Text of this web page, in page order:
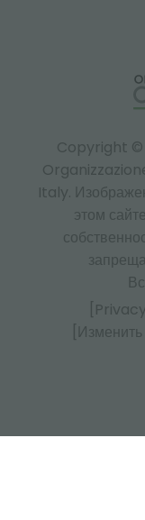
Copyright ©
Italy.
этом